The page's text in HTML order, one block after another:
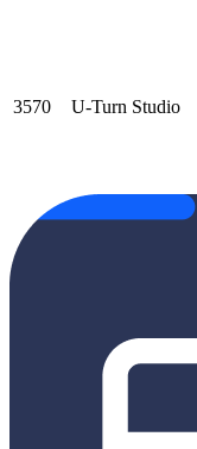
3570 U-Turn Studio